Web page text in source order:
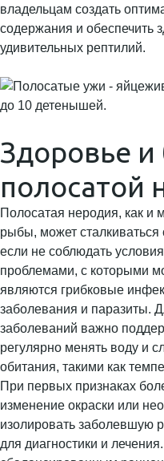
владельцам создать
содержания и обеспечить
удивительных рептилий.
Здоровье и
полосатой
Полосатая неродия, как и
рыбы, может
если не соблюдать
проблемами, с которыми
являются грибковые
заболевания и паразиты.
заболеваний важно
регулярно менять воду и
обитания, такими как
При первых признаках
изменение окраски или
изолировать заболевшую
для диагностики и